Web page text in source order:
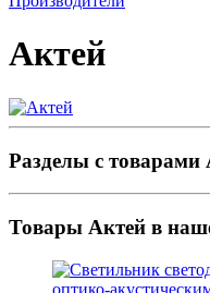
Актей
Разделы с
Товары Актей в